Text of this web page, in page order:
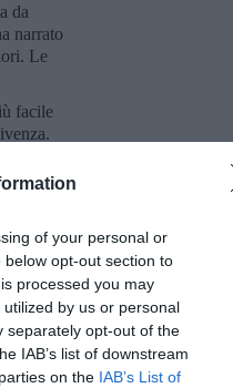
of your personal or
opt-out section to
processed you may
by us or personal
separately opt-out of the
IAB’s list of downstream
on the IAB’s List of
da
narrato
Le
facile
di
della
per tutti.